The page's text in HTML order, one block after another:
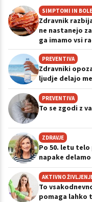
SIMPTOMI IN
Zdravnik
ne nastanejo
ga imamo vsi
PREVENTIVA
Zdravniki
ljudje delajo
PREVENTIVA
To se zgodi z
ZDRAVJE
Po 50. letu
napake
AKTIVNO
To
pomaga lahko